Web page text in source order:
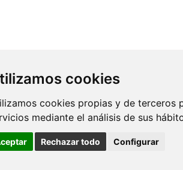
cookies
cookies propias y de terceros
mediante el análisis de sus
Rechazar todo Configurar
Contacto
Av. Monforte de
11. Planta 0 28029
info@ciberisciii.es